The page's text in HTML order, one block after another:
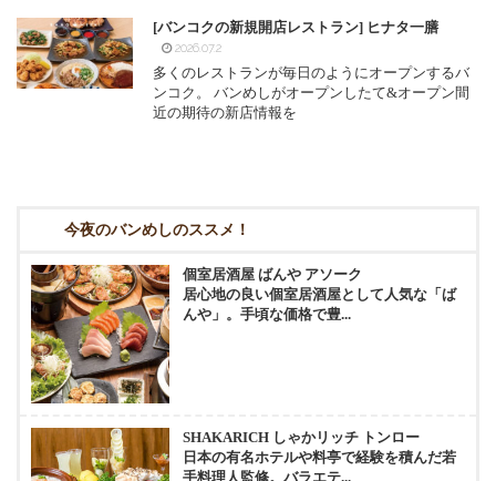
[バンコクの新規開店レストラン] ヒナタ一膳
2026.07.2
多くのレストランが毎日のようにオープンするバ
ンコク。 バンめしがオープンしたて&オープン間
近の期待の新店情報を
今夜のバンめしのススメ！
個室居酒屋 ばんや アソーク
居心地の良い個室居酒屋として人気な「ば
んや」。手頃な価格で豊...
SHAKARICH しゃかリッチ トンロー
日本の有名ホテルや料亭で経験を積んだ若
手料理人監修。バラエテ...